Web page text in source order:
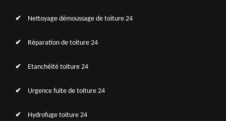
Nettoyage démoussage de toiture 24
Réparation de toiture 24
Etanchéité toiture 24
Urgence fuite de toiture 24
Hydrofuge toiture 24